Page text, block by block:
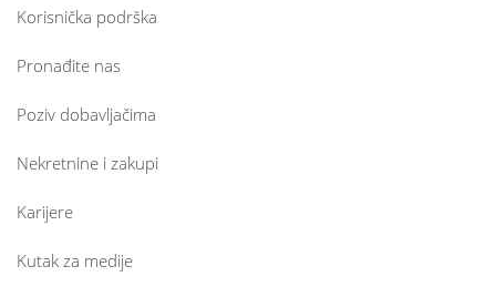
Korisnička podrška
Pronađite nas
Poziv dobavljačima
Nekretnine i zakupi
Karijere
Kutak za medije